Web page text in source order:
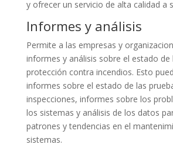
y ofrecer un servicio de alta calidad a
Informes y análisis
Permite a las empresas y
informes y análisis sobre el estado de
protección contra incendios. Esto
informes sobre el estado de las
inspecciones, informes sobre los
los sistemas y análisis de los datos
patrones y tendencias en el
sistemas.